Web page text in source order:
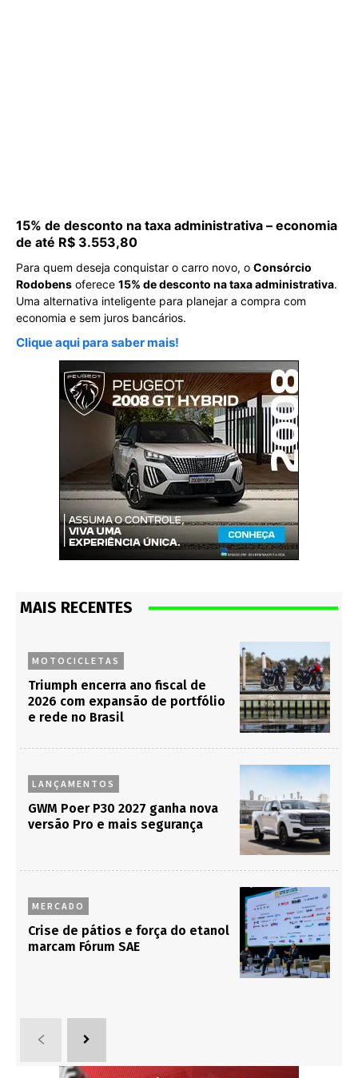
15% de desconto na taxa administrativa – economia
de até R$ 3.553,80
Para quem deseja conquistar o carro novo, o Consórcio
Rodobens oferece 15% de desconto na taxa administrativa.
Uma alternativa inteligente para planejar a compra com
economia e sem juros bancários.
Clique aqui para saber mais!
MAIS RECENTES
MOTOCICLETAS
Triumph encerra ano fiscal de
2026 com expansão de portfólio
e rede no Brasil
LANÇAMENTOS
GWM Poer P30 2027 ganha nova
versão Pro e mais segurança
MERCADO
Crise de pátios e força do etanol
marcam Fórum SAE